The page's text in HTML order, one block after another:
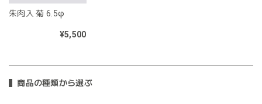
商品の種類から選ぶ
朱肉入 菊 6.5φ
¥5,500